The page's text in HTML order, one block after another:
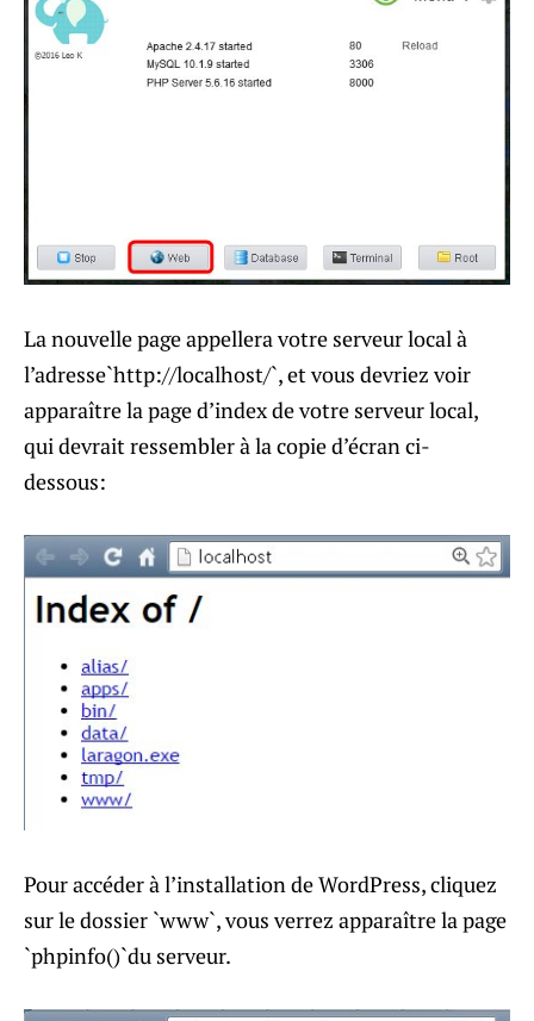
La nouvelle page appellera votre serveur local à
l’adresse`http://localhost/`, et vous devriez voir
apparaître la page d’index de votre serveur local,
qui devrait ressembler à la copie d’écran ci-
dessous:
Pour accéder à l’installation de WordPress, cliquez
sur le dossier `www`, vous verrez apparaître la page
`phpinfo()`du serveur.